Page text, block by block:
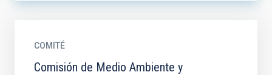
COMITÉ
Comisión de Medio Ambiente y